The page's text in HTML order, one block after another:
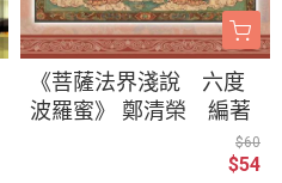
《菩薩法界淺說 六度
波羅蜜》 鄭清榮 編著
$60
$54